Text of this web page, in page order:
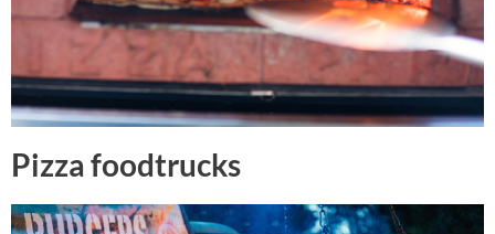
Pizza foodtrucks